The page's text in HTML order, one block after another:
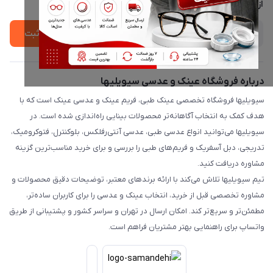
از جدید‌ترین تخفیف‌ها با‌ خبر شوید
ثبت
درباره فروشگاه عینک و عدسی سیویلیها
سیویلیها فروشگاه تخصصی عینک طبی، فریم عینک و عدسی عینک است که با
هدف کمک به انتخاب آگاهانه‌تر محصولات بینایی راه‌اندازی شده است. در
سیویلیها می‌توانید انواع عدسی طبی، عدسی آنتی‌رفلکس، بلوکنترل، فتوکرومیک،
تدریجی، دبل آسفریک و فریم‌های طبی را بررسی و برای خرید مناسب‌ترین گزینه
مشاوره دریافت کنید.
تیم سیویلیها تلاش می‌کند با ارائه برندهای معتبر، توضیحات دقیق محصولات و
مشاوره تخصصی قبل از خرید، انتخاب عینک و عدسی را برای کاربران ساده‌تر،
مطمئن‌تر و سریع‌تر کند. امکان ارسال در تهران و سراسر کشور و پشتیبانی از طریق
واتساپ برای راهنمایی بهتر مشتریان فراهم است.